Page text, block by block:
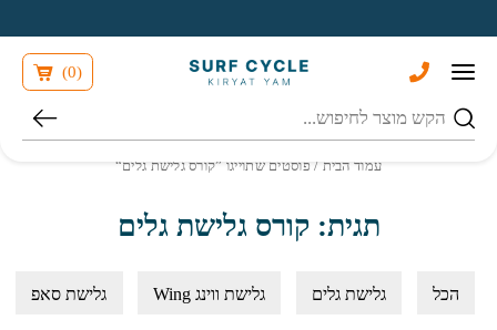
חיפוש
(
0
)
עמוד הבית / פוסטים שתוייגו ”קורס גלישת גלים“
תגית: קורס גלישת גלים
הכל גלישת גלים גלישת ווינג Wing גלישת סאפ